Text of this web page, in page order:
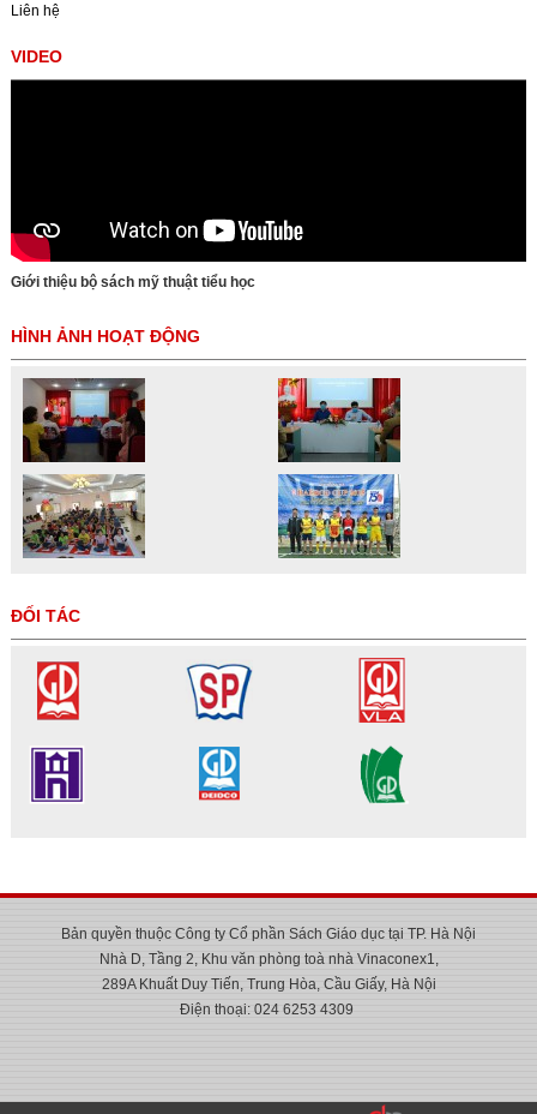
Liên hệ
VIDEO
Giới thiệu bộ sách mỹ thuật tiểu học
HÌNH ẢNH HOẠT ĐỘNG
ĐỐI TÁC
Bản quyền thuộc Công ty Cổ phần Sách Giáo dục tại TP. Hà Nội
Nhà D, Tầng 2, Khu văn phòng toà nhà Vinaconex1,
289A Khuất Duy Tiến, Trung Hòa, Cầu Giấy, Hà Nội
Điện thoại: 024 6253 4309